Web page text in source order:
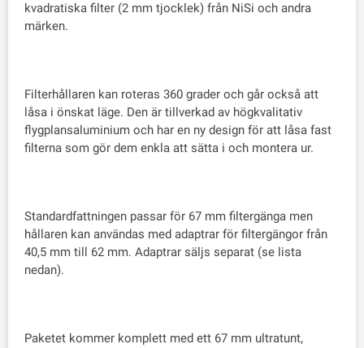
kvadratiska filter (2 mm tjocklek) från NiSi och andra
märken.
Filterhållaren kan roteras 360 grader och går också att
låsa i önskat läge. Den är tillverkad av högkvalitativ
flygplansaluminium och har en ny design för att låsa fast
filterna som gör dem enkla att sätta i och montera ur.
Standardfattningen passar för 67 mm filtergänga men
hållaren kan användas med adaptrar för filtergängor från
40,5 mm till 62 mm. Adaptrar säljs separat (se lista
nedan).
Paketet kommer komplett med ett 67 mm ultratunt,